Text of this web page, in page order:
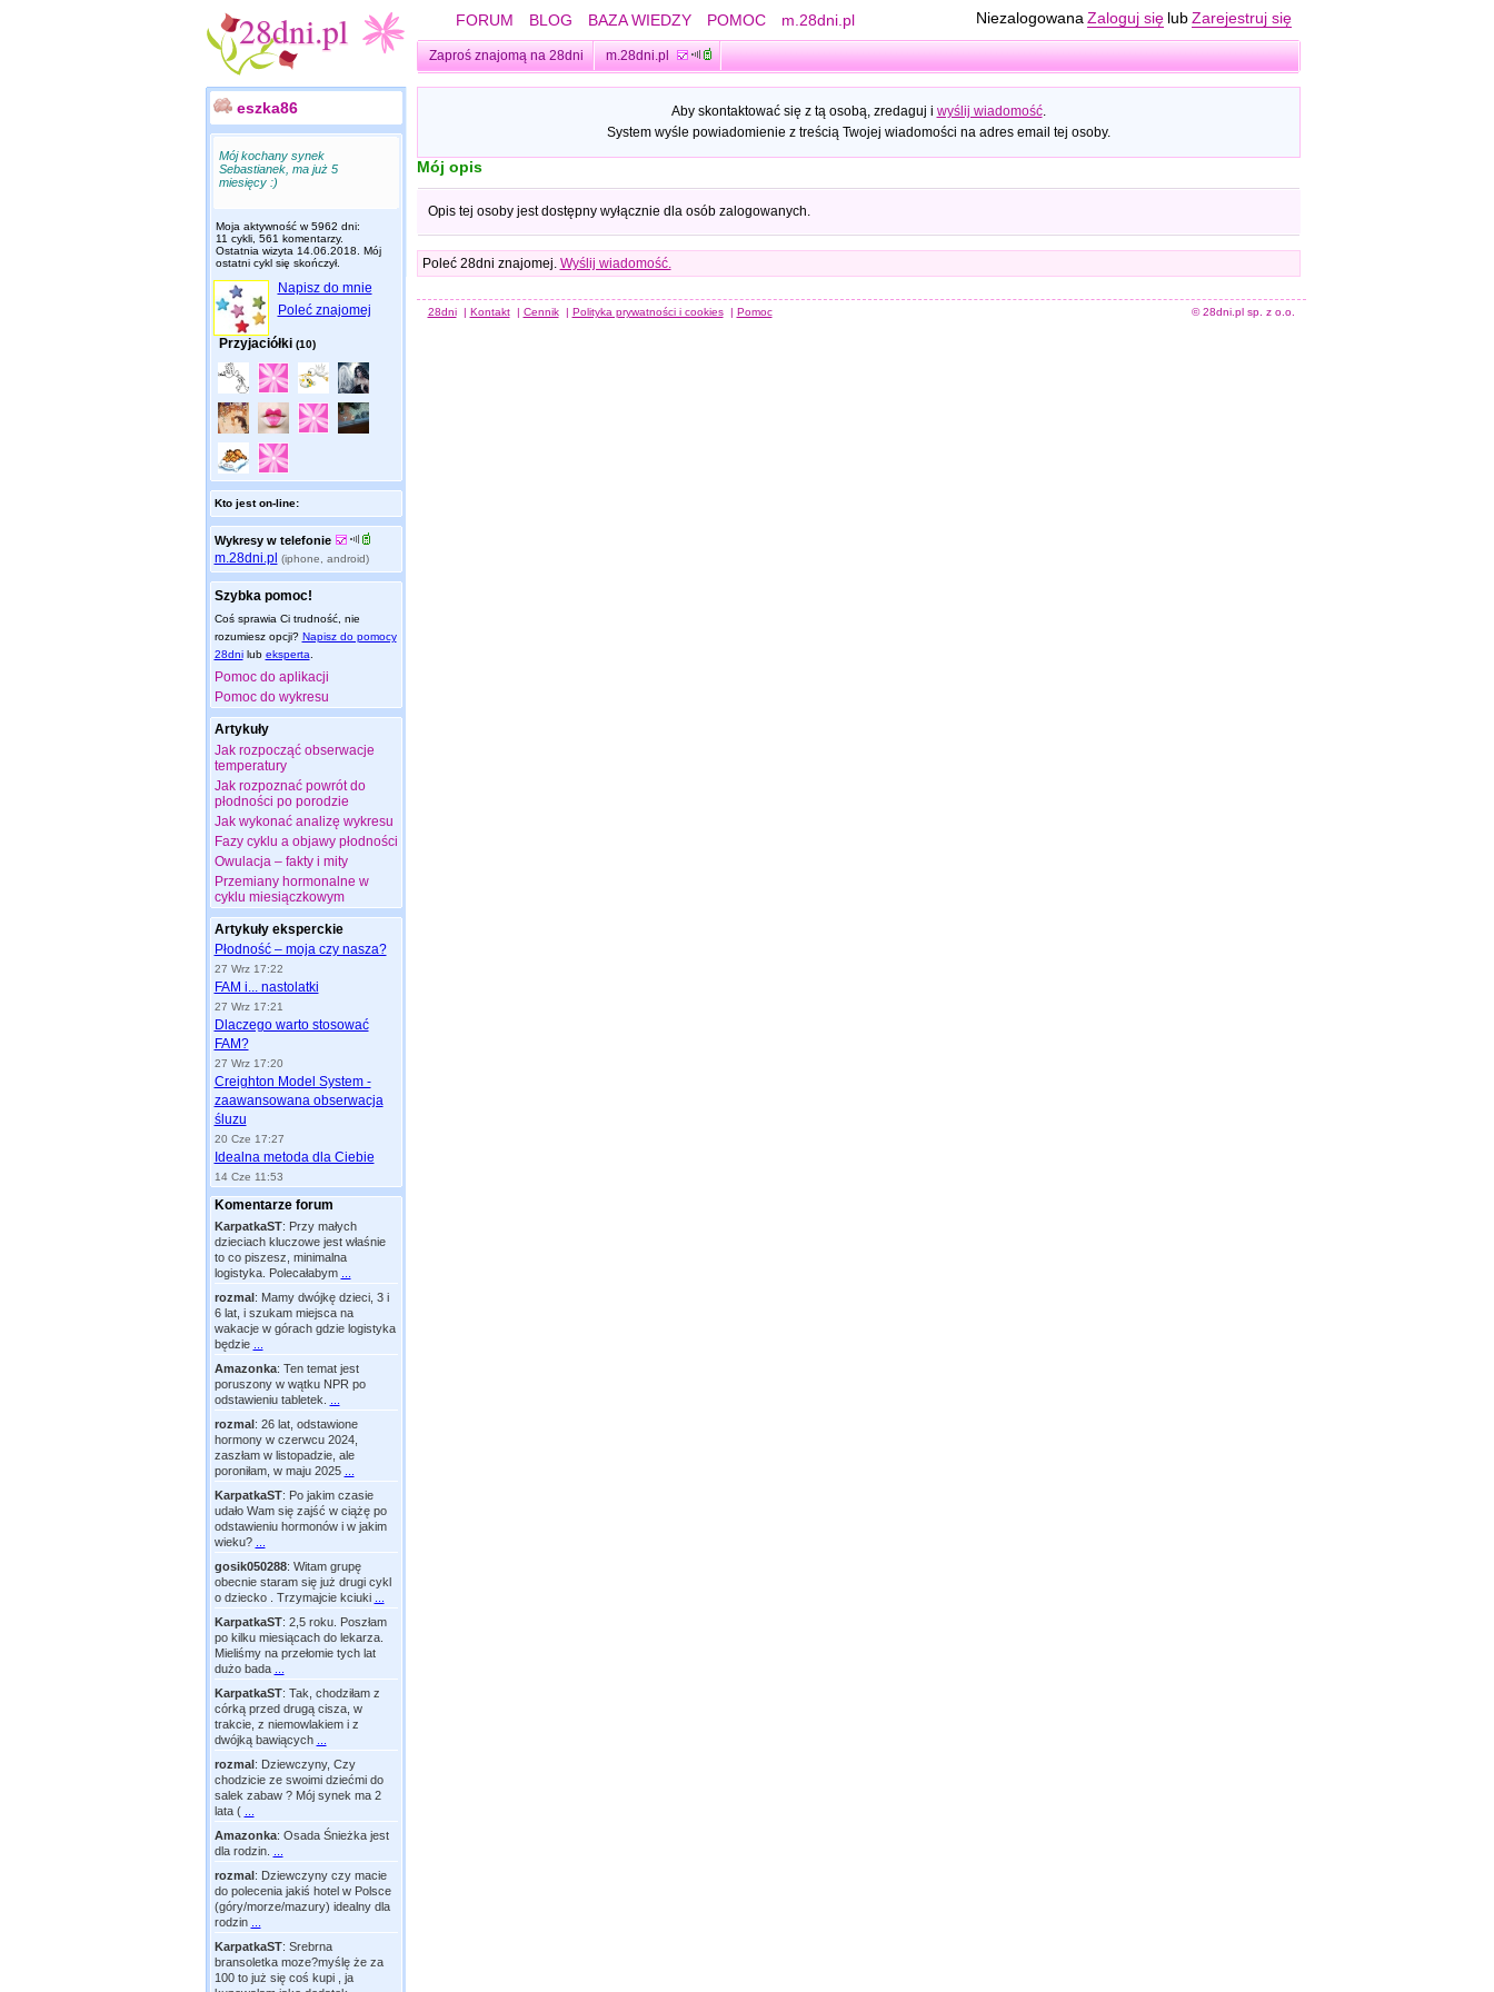
FORUM BLOG BAZA WIEDZY POMOC m.28dni.pl Niezalogowana Zaloguj się lub Zarejestruj się
Zaproś znajomą na 28dni m.28dni.pl
eszka86
Mój kochany synek
Sebastianek, ma już 5
miesięcy :)
Moja aktywność w 5962 dni:
11 cykli, 561 komentarzy.
Ostatnia wizyta 14.06.2018 . Mój
ostatni cykl się skończył.
Napisz do mnie
Poleć znajomej
Przyjaciółki (10)
Kto jest on-line:
Wykresy w telefonie
m.28dni.pl (iphone, android)
Szybka pomoc!
Coś sprawia Ci trudność, nie
rozumiesz opcji? Napisz do pomocy
28dnilub eksperta
Pomoc do aplikacji
Pomoc do wykresu
Artykuły
Jak rozpocząć obserwacje
temperatury
Jak rozpoznać powrót do
płodności po porodzie
Jak wykonać analizę wykresu
Fazy cyklu a objawy płodności
Owulacja – fakty i mity
Przemiany hormonalne w
cyklu miesiączkowym
Artykuły eksperckie
Płodność – moja czy nasza?
27 Wrz 17:22
FAM i... nastolatki
27 Wrz 17:21
Dlaczego warto stosować
FAM?
27 Wrz 17:20
Creighton Model System -
zaawansowana obserwacja
śluzu
20 Cze 17:27
Idealna metoda dla Ciebie
14 Cze 11:53
Komentarze forum
KarpatkaST: Przy małych
dzieciach kluczowe jest właśnie
to co piszesz, minimalna
logistyka. Polecałabym
rozmal: Mamy dwójkę dzieci, 3 i
6 lat, i szukam miejsca na
wakacje w górach gdzie logistyka
będzie
Amazonka: Ten temat jest
poruszony w wątku NPR po
odstawieniu tabletek.
rozmal: 26 lat, odstawione
hormony w czerwcu 2024,
zaszłam w listopadzie, ale
poroniłam, w maju 2025
KarpatkaST: Po jakim czasie
udało Wam się zajść w ciążę po
odstawieniu hormonów i w jakim
wieku?
gosik050288: Witam grupę
obecnie staram się już drugi cykl
o dziecko . Trzymajcie kciuki
KarpatkaST: 2,5 roku. Poszłam
po kilku miesiącach do lekarza.
Mieliśmy na przełomie tych lat
dużo bada
KarpatkaST: Tak, chodziłam z
córką przed drugą cisza, w
trakcie, z niemowlakiem i z
dwójką bawiących
rozmal: Dziewczyny, Czy
chodzicie ze swoimi dziećmi do
salek zabaw ? Mój synek ma 2
lata (
Amazonka: Osada Śnieżka jest
dla rodzin.
rozmal: Dziewczyny czy macie
do polecenia jakiś hotel w Polsce
(góry/morze/mazury) idealny dla
rodzin
KarpatkaST: Srebrna
bransoletka moze?myślę że za
100 to już się coś kupi , ja
Aby skontaktować się z tą osobą, zredaguj i wyślij wiadomość.
System wyśle powiadomienie z treścią Twojej wiadomości na adres email tej osoby.
Mój opis
Opis tej osoby jest dostępny wyłącznie dla osób zalogowanych.
Poleć 28dni znajomej. Wyślij wiadomość.
28dni | Kontakt | Cennik | Polityka prywatności i cookies | Pomoc © 28dni.pl sp. z o.o.